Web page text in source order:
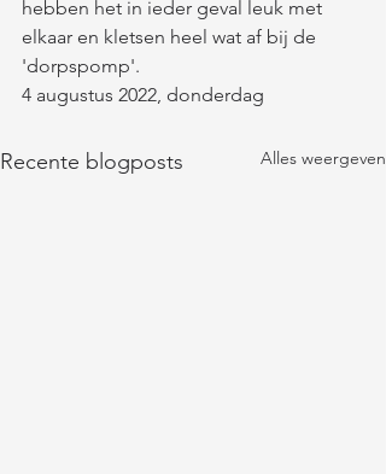
hebben het in ieder geval leuk met
elkaar en kletsen heel wat af bij de
'dorpspomp'.
4 augustus 2022, donderdag
Recente blogposts Alles weergeven